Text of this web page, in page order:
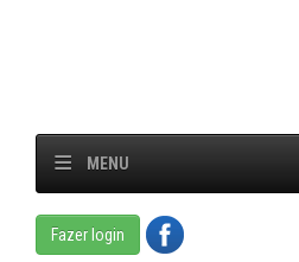
MENU
Fazer login